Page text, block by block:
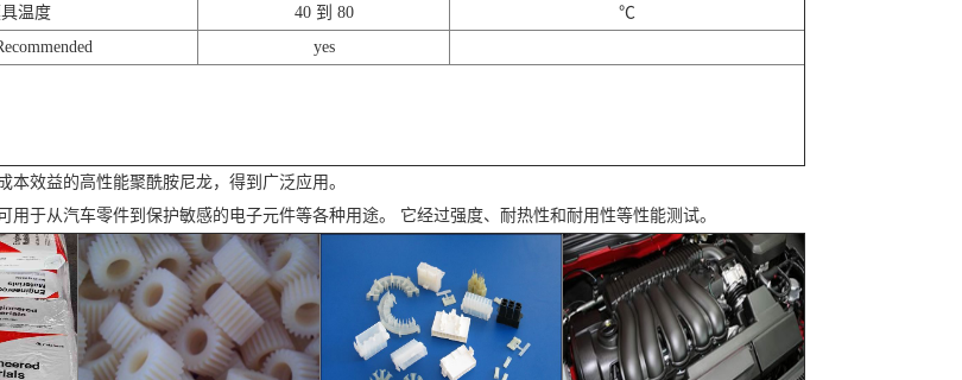
温度
40 到 80
℃
yes
本效益的高性能聚酰胺尼龙，得到广泛应用。
用于从汽车零件到保护敏感的电子元件等各种用途。 它经过强度、耐热性和耐用性等性能测试。